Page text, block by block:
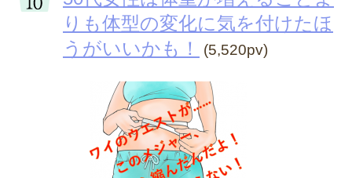
りも体型の変化に気を付けたほ
うがいいかも！
(5,520pv)